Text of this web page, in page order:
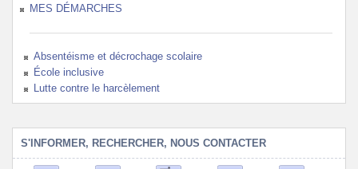
MES DÉMARCHES
Absentéisme et décrochage scolaire
École inclusive
Lutte contre le harcèlement
S'INFORMER, RECHERCHER, NOUS CONTACTER